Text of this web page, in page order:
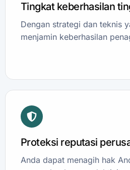
Tingkat keberhasilan
Dengan strategi dan teknis
menjamin keberhasilan
Proteksi reputasi
Anda dapat menagih hak